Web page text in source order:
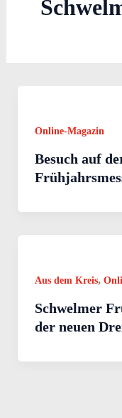
Online-Magazin
Besuch auf
Aus dem Kreis,
Schwelmer
der neuen